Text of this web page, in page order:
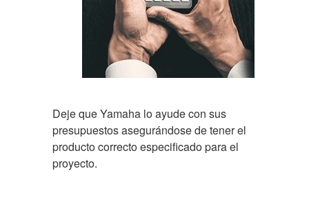
Deje que Yamaha lo ayude con sus
presupuestos asegurándose de tener el
producto correcto especificado para el
proyecto.